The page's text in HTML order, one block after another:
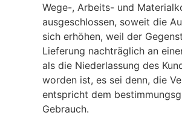
Wege-, Arbeits- und
ausgeschlossen, soweit die
sich erhöhen, weil der
Lieferung nachträglich an
als die Niederlassung des
worden ist, es sei denn, die
entspricht dem
Gebrauch.